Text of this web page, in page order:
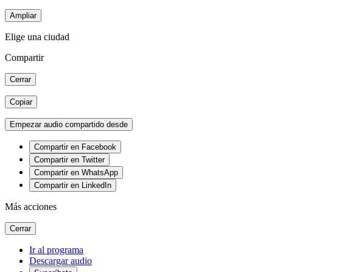
Ampliar
Elige una ciudad
Compartir
Cerrar
Copiar
Empezar audio compartido desde
Compartir en Facebook
Compartir en Twitter
Compartir en WhatsApp
Compartir en LinkedIn
Más acciones
Cerrar
Ir al programa
Descargar audio